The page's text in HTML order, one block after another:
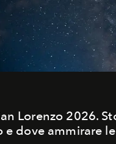
Lorenzo 2026.
e dove ammirare